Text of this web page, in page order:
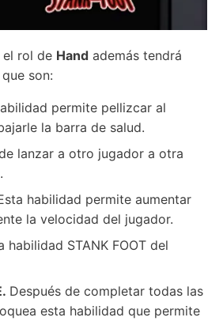
el rol de Hand además tendrá
son:
permite pellizcar al
la barra de salud.
lanzar a otro jugador a otra
habilidad permite aumentar
la velocidad del jugador.
habilidad STANK FOOT del
Después de completar todas las
esta habilidad que permite